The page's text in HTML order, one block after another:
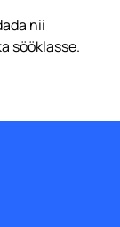
nii
sööklasse.